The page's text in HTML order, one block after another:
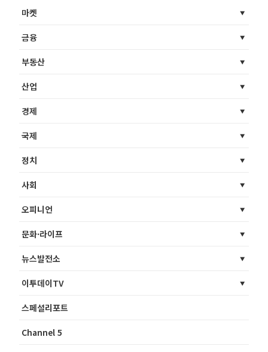
마켓
금융
부동산
산업
경제
국제
정치
사회
오피니언
문화·라이프
뉴스발전소
이투데이TV
스페셜리포트
Channel 5